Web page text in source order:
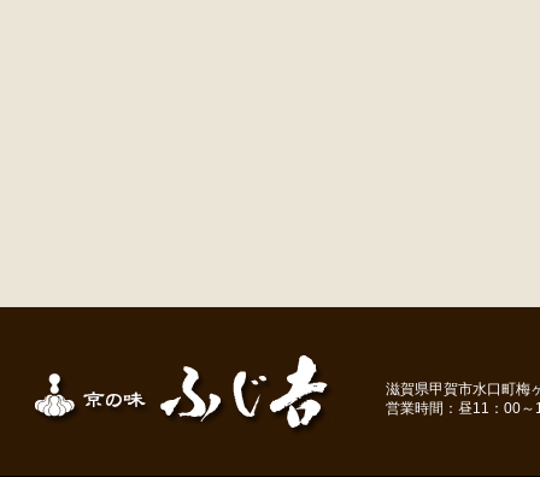
滋賀県甲賀市水口町梅
営業時間：昼11：00